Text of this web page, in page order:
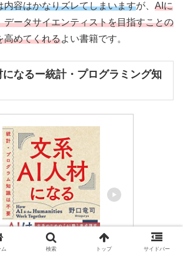
内容はかなりズレてしまいますが、 AIに
データサイエンティストを目指すことの
高めてくれるよい書籍です。
なるー統計・プログラミング知
ム 検索 トップ サイドバー